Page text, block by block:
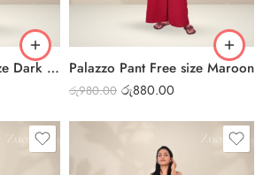
Palazzo Pant Free size Dark Green Palazzo Pant Free size Maroon
රු980.00 රු880.00